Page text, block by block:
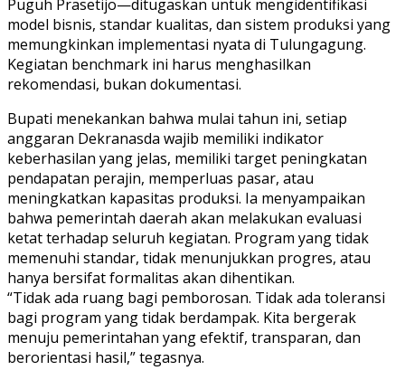
Puguh Prasetijo—ditugaskan untuk mengidentifikasi
model bisnis, standar kualitas, dan sistem produksi yang
memungkinkan implementasi nyata di Tulungagung.
Kegiatan benchmark ini harus menghasilkan
rekomendasi, bukan dokumentasi.
Bupati menekankan bahwa mulai tahun ini, setiap
anggaran Dekranasda wajib memiliki indikator
keberhasilan yang jelas, memiliki target peningkatan
pendapatan perajin, memperluas pasar, atau
meningkatkan kapasitas produksi. Ia menyampaikan
bahwa pemerintah daerah akan melakukan evaluasi
ketat terhadap seluruh kegiatan. Program yang tidak
memenuhi standar, tidak menunjukkan progres, atau
hanya bersifat formalitas akan dihentikan.
“Tidak ada ruang bagi pemborosan. Tidak ada toleransi
bagi program yang tidak berdampak. Kita bergerak
menuju pemerintahan yang efektif, transparan, dan
berorientasi hasil,” tegasnya.